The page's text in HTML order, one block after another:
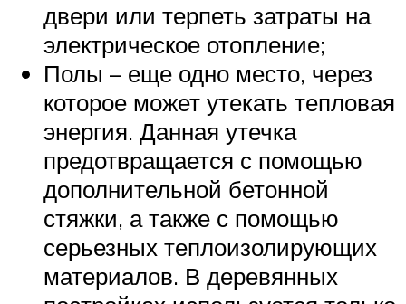
двери или терпеть затраты на
электрическое отопление;
Полы – еще одно место, через
которое может утекать тепловая
энергия. Данная утечка
предотвращается с помощью
дополнительной бетонной
стяжки, а также с помощью
серьезных теплоизолирующих
материалов. В деревянных